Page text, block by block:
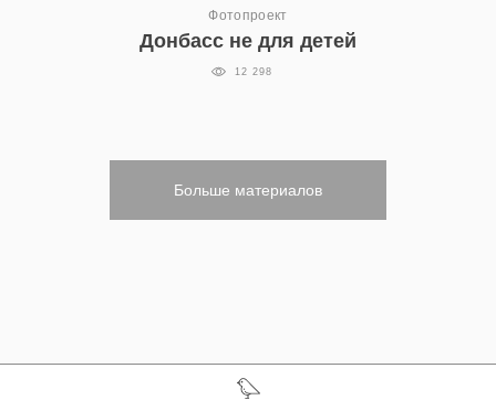
Фотопроект
Донбасс не для детей
12 298
Больше материалов